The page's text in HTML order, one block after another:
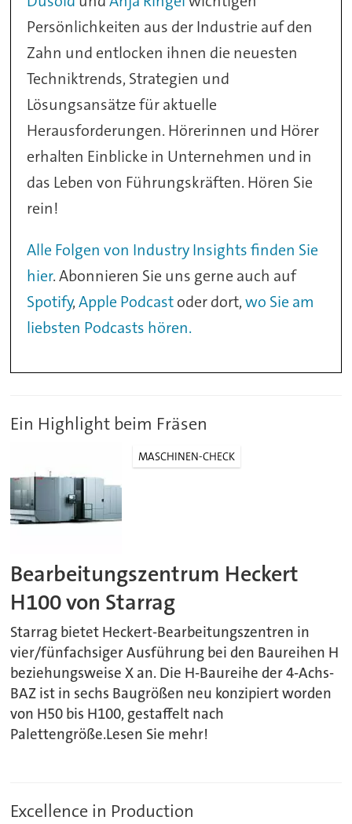
Persönlichkeiten aus der Industrie auf den
Zahn und entlocken ihnen die neuesten
Techniktrends, Strategien und
Lösungsansätze für aktuelle
Herausforderungen. Hörerinnen und Hörer
erhalten Einblicke in Unternehmen und in
das Leben von Führungskräften. Hören Sie
rein!
Alle Folgen von Industry Insights finden Sie
hier. Abonnieren Sie uns gerne auch auf
Spotify,Apple Podcastoder dort,wo Sie am
liebsten Podcasts hören.
Ein Highlight beim Fräsen
MASCHINEN-CHECK
Bearbeitungszentrum Heckert
H100 von Starrag
Starrag bietet Heckert-Bearbeitungszentren in
vier/fünfachsiger Ausführung bei den Baureihen H
beziehungsweise X an. Die H-Baureihe der 4-Achs-
BAZ ist in sechs Baugrößen neu konzipiert worden
von H50 bis H100, gestaffelt nach
Palettengröße.Lesen Sie mehr!
Excellence in Production